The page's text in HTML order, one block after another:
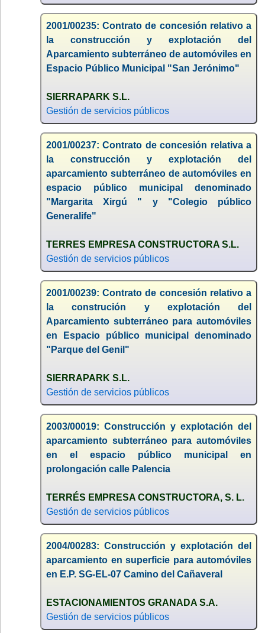
2001/00235: Contrato de concesión relativo a
la construcción y explotación del
Aparcamiento subterráneo de automóviles en
Espacio Público Municipal "San Jerónimo"
SIERRAPARK S.L.
Gestión de servicios públicos
2001/00237: Contrato de concesión relativa a
la construcción y explotación del
aparcamiento subterráneo de automóviles en
espacio público municipal denominado
"Margarita Xirgú " y "Colegio público
Generalife"
TERRES EMPRESA CONSTRUCTORA S.L.
Gestión de servicios públicos
2001/00239: Contrato de concesión relativo a
la construción y explotación del
Aparcamiento subterráneo para automóviles
en Espacio público municipal denominado
"Parque del Genil"
SIERRAPARK S.L.
Gestión de servicios públicos
2003/00019: Construcción y explotación del
aparcamiento subterráneo para automóviles
en el espacio público municipal en
prolongación calle Palencia
TERRÉS EMPRESA CONSTRUCTORA, S. L.
Gestión de servicios públicos
2004/00283: Construcción y explotación del
aparcamiento en superficie para automóviles
en E.P. SG-EL-07 Camino del Cañaveral
ESTACIONAMIENTOS GRANADA S.A.
Gestión de servicios públicos